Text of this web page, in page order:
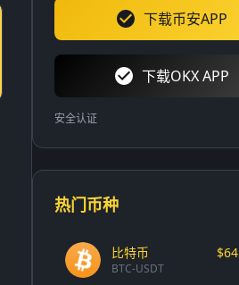
下载币安APP
下载OKX APP
安全认证
热门币种
比特币
BTC-USDT